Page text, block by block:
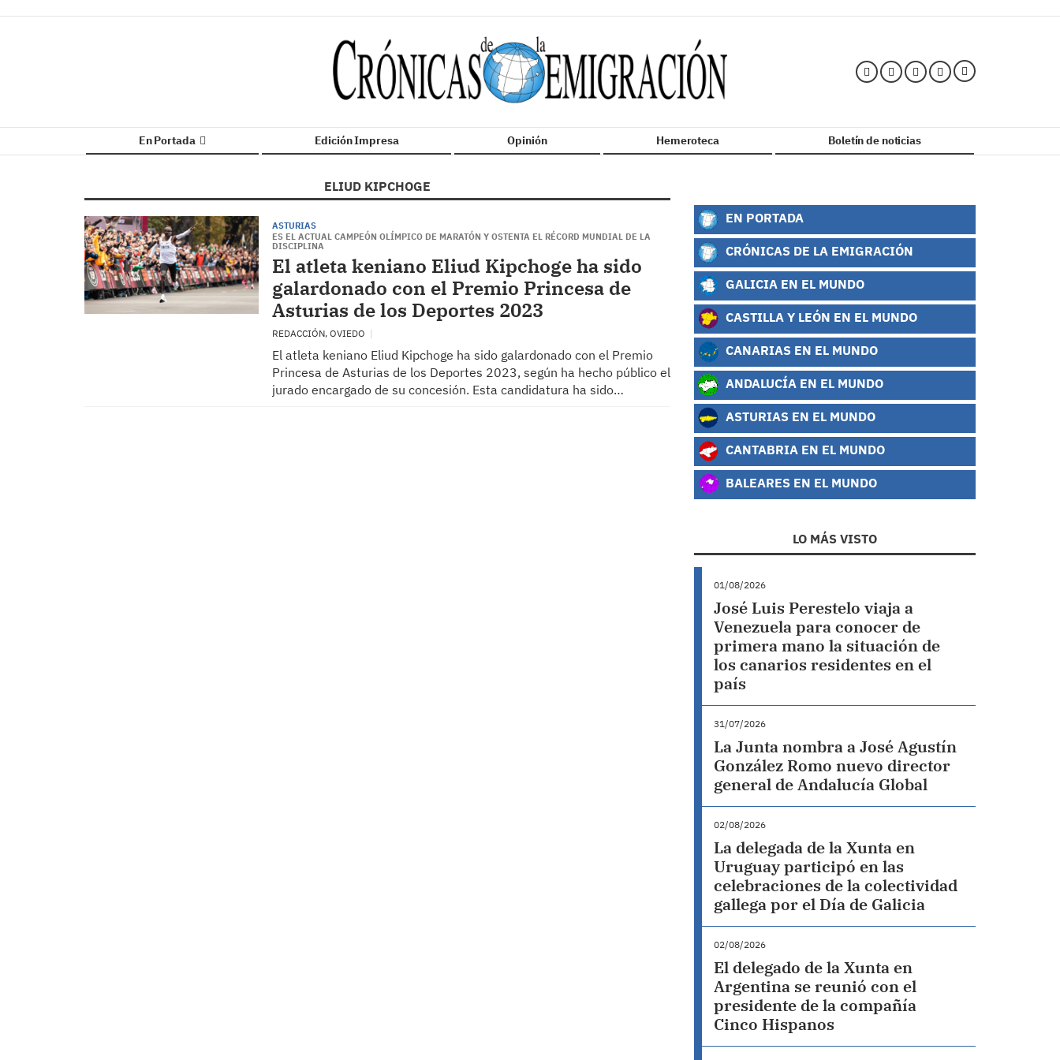
En Portada Edición Impresa Opinión Hemeroteca Boletín de noticias
ELIUD KIPCHOGE
ASTURIAS
ES EL ACTUAL CAMPEÓN OLÍMPICO DE MARATÓN Y OSTENTA EL RÉCORD MUNDIAL DE LA
DISCIPLINA
El atleta keniano Eliud Kipchoge ha sido
galardonado con el Premio Princesa de
Asturias de los Deportes 2023
REDACCIÓN, OVIEDO
El atleta keniano Eliud Kipchoge ha sido galardonado con el Premio
Princesa de Asturias de los Deportes 2023, según ha hecho público el
jurado encargado de su concesión. Esta candidatura ha sido…
EN PORTADA
CRÓNICAS DE LA EMIGRACIÓN
GALICIA EN EL MUNDO
CASTILLA Y LEÓN EN EL MUNDO
CANARIAS EN EL MUNDO
ANDALUCÍA EN EL MUNDO
ASTURIAS EN EL MUNDO
CANTABRIA EN EL MUNDO
BALEARES EN EL MUNDO
LO MÁS VISTO
01/08/2026
José Luis Perestelo viaja a
Venezuela para conocer de
primera mano la situación de
los canarios residentes en el
país
31/07/2026
La Junta nombra a José Agustín
González Romo nuevo director
general de Andalucía Global
02/08/2026
La delegada de la Xunta en
Uruguay participó en las
celebraciones de la colectividad
gallega por el Día de Galicia
02/08/2026
El delegado de la Xunta en
Argentina se reunió con el
presidente de la compañía
Cinco Hispanos